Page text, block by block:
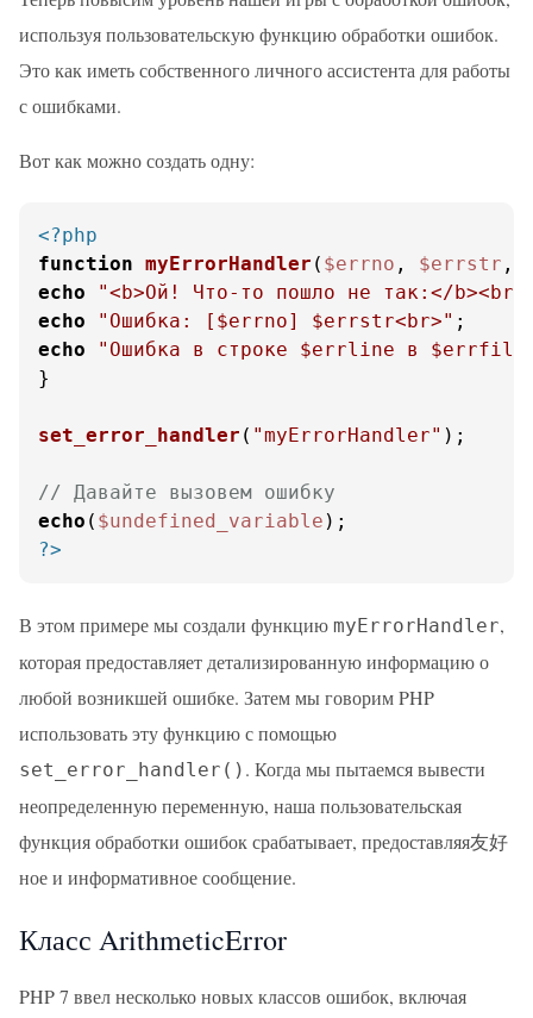
используя пользовательскую функцию обработки ошибок.
Это как иметь собственного личного ассистента для работы
с ошибками.
Вот как можно создать одну:
<?php
function myErrorHandler ( $errno , $errstr ,
echo
"<b>Ой! Что-то пошло не так:</
echo
"Ошибка: [ $errno] $errstr<br>"
echo
"Ошибка в строке $errline в $errfile
}
set_error_handler ( "myErrorHandler" );
// Давайте вызовем ошибку
echo ( $undefined_variable
?>
В этом примере мы создали функцию myErrorHandler,
которая предоставляет детализированную информацию о
любой возникшей ошибке. Затем мы говорим PHP
использовать эту функцию с помощью
set_error_handler() . Когда мы пытаемся вывести
неопределенную переменную, наша пользовательская
функция обработки ошибок срабатывает, предоставляя友好
ное и информативное сообщение.
Класс ArithmeticError
PHP 7 ввел несколько новых классов ошибок, включая